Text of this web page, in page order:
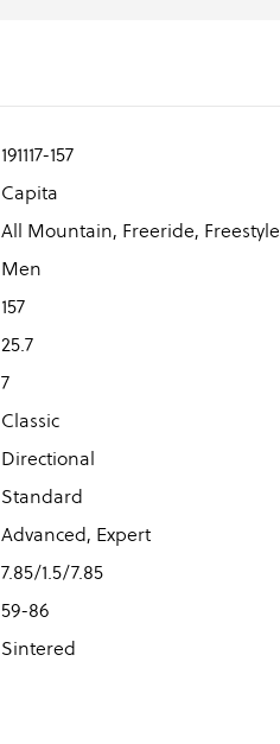
191117-157
Capita
All Mountain, Freeride, Freestyle
Men
157
25.7
7
Classic
Directional
Standard
Advanced, Expert
7.85/1.5/7.85
59-86
Sintered